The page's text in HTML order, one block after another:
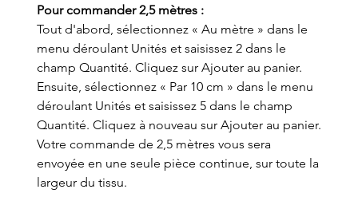
Pour commander 2,5 mètres :
Tout d'abord, sélectionnez « Au mètre » dans le
menu déroulant Unités et saisissez 2 dans le
champ Quantité. Cliquez sur Ajouter au panier.
Ensuite, sélectionnez « Par 10 cm » dans le menu
déroulant Unités et saisissez 5 dans le champ
Quantité. Cliquez à nouveau sur Ajouter au panier.
Votre commande de 2,5 mètres vous sera
envoyée en une seule pièce continue, sur toute la
largeur du tissu.